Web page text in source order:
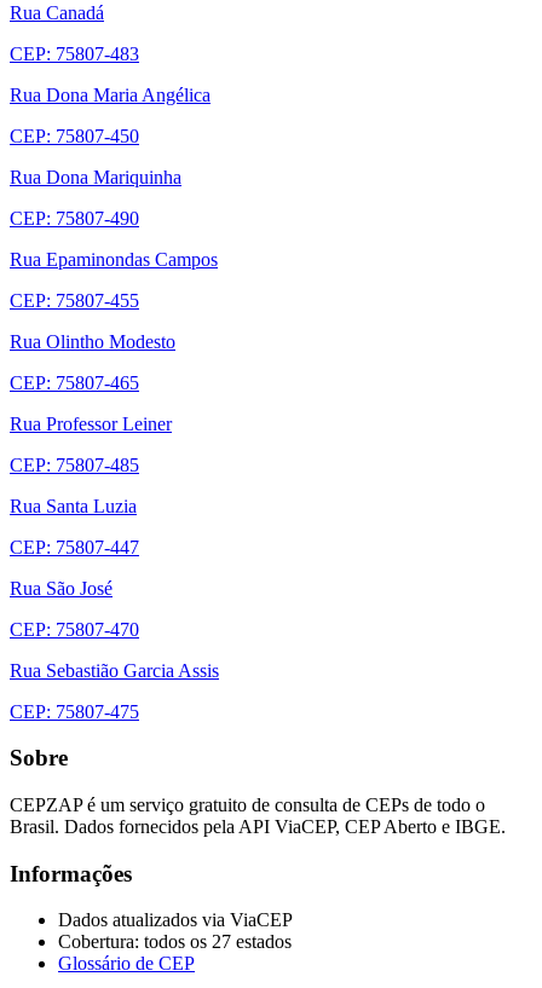
Rua Canadá
CEP: 75807-483
Rua Dona Maria Angélica
CEP: 75807-450
Rua Dona Mariquinha
CEP: 75807-490
Rua Epaminondas Campos
CEP: 75807-455
Rua Olintho Modesto
CEP: 75807-465
Rua Professor Leiner
CEP: 75807-485
Rua Santa Luzia
CEP: 75807-447
Rua São José
CEP: 75807-470
Rua Sebastião Garcia Assis
CEP: 75807-475
Sobre
CEPZAP é um serviço gratuito de consulta de CEPs de todo o
Brasil. Dados fornecidos pela API ViaCEP, CEP Aberto e IBGE.
Informações
Dados atualizados via ViaCEP
Cobertura: todos os 27 estados
Glossário de CEP